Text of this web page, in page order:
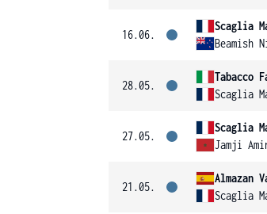
16.06.
Scaglia
Beamish
28.05.
Tabacco
Scaglia
27.05.
Scaglia
Jamji
21.05.
Almazan
Scaglia